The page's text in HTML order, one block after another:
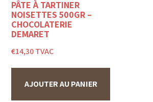
PÂTE À TARTINER
NOISETTES 500GR –
CHOCOLATERIE
DEMARET
€14,30TVAC
AJOUTER AU PANIER